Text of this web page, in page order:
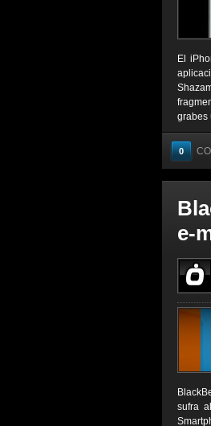
El
grabes
0
e-
sufra